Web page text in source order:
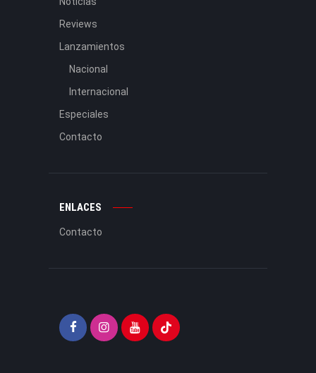
Reviews
Lanzamientos
Nacional
Internacional
Especiales
Contacto
ENLACES
Contacto